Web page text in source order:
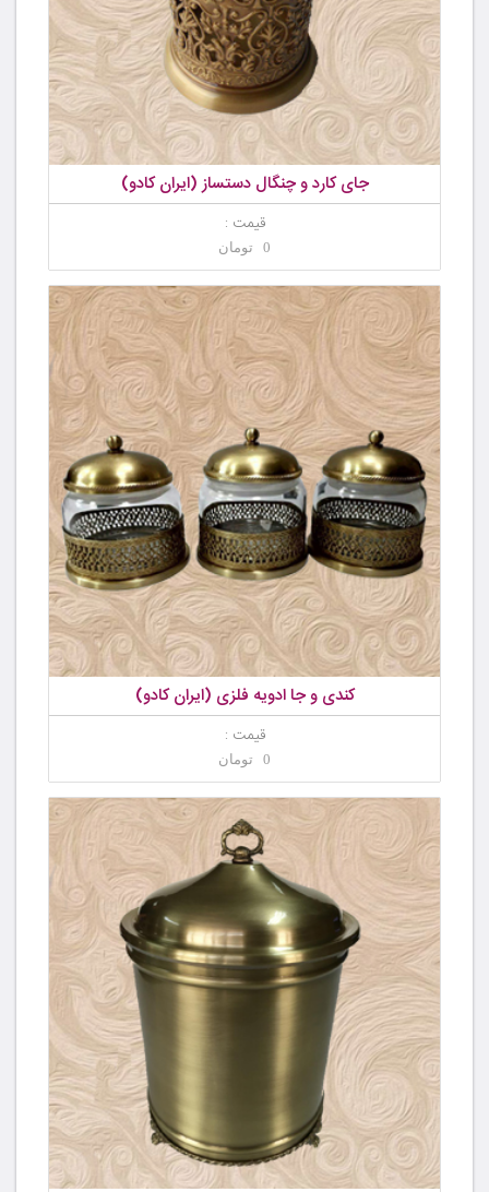
جای کارد و چنگال دستساز (ایران کادو)
قیمت :
0 تومان
کندی و جا ادویه فلزی (ایران کادو)
قیمت :
0 تومان